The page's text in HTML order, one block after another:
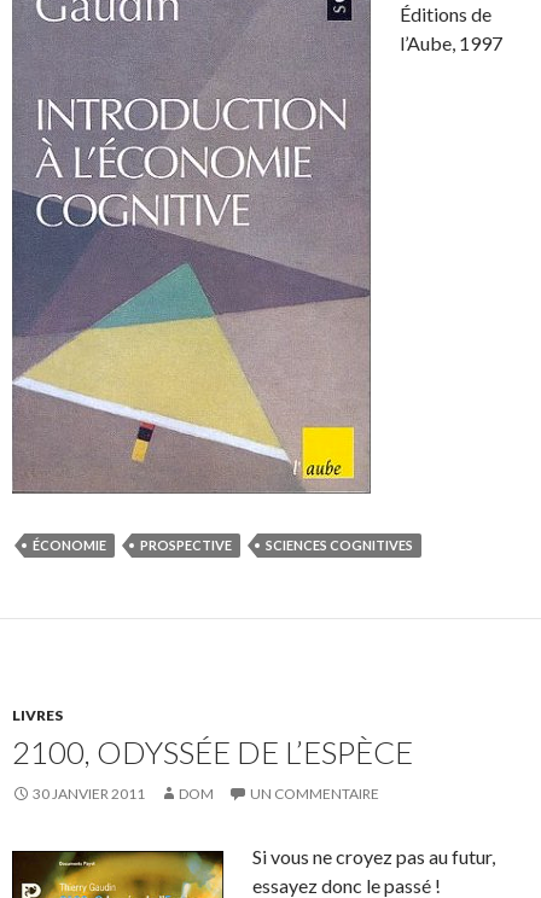
Éditions de
l’Aube, 1997
ÉCONOMIE PROSPECTIVE SCIENCES COGNITIVES
LIVRES
2100, ODYSSÉE DE L’ESPÈCE
30 JANVIER 2011 DOM UN COMMENTAIRE
Si vous ne croyez pas au futur,
essayez donc le passé !